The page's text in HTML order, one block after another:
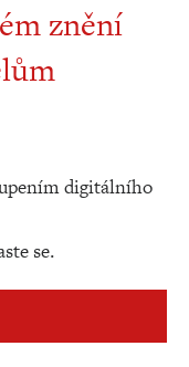
znění
digitálního
se.